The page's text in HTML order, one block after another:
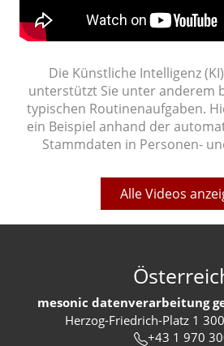
Die Künstliche Intelligenz
unterstützt Sie unter anderem
typischen Routinenaufgaben.
ein Beispiel anhand der
Stammdaten in Personen-
Alle Videos
mesonic datenverarbeitung
Herzog-Friedrich-Platz 1
+43 1 970